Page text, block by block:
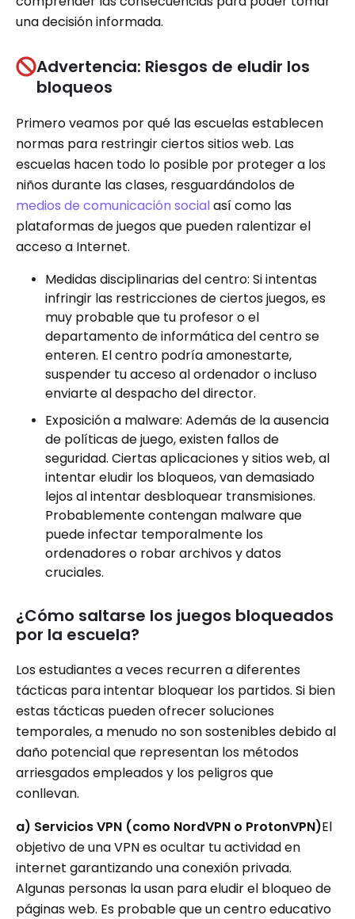
una decisión informada.
Advertencia: Riesgos de eludir los
bloqueos
Primero veamos por qué las escuelas establecen
normas para restringir ciertos sitios web. Las
escuelas hacen todo lo posible por proteger a los
niños durante las clases, resguardándolos de
medios de comunicación socialasí como las
plataformas de juegos que pueden ralentizar el
acceso a Internet.
Medidas disciplinarias del centro: Si intentas
infringir las restricciones de ciertos juegos, es
muy probable que tu profesor o el
departamento de informática del centro se
enteren. El centro podría amonestarte,
suspender tu acceso al ordenador o incluso
enviarte al despacho del director.
Exposición a malware: Además de la ausencia
de políticas de juego, existen fallos de
seguridad. Ciertas aplicaciones y sitios web, al
intentar eludir los bloqueos, van demasiado
lejos al intentar desbloquear transmisiones.
Probablemente contengan malware que
puede infectar temporalmente los
ordenadores o robar archivos y datos
cruciales.
¿Cómo saltarse los juegos bloqueados
por la escuela?
Los estudiantes a veces recurren a diferentes
tácticas para intentar bloquear los partidos. Si bien
estas tácticas pueden ofrecer soluciones
temporales, a menudo no son sostenibles debido al
daño potencial que representan los métodos
arriesgados empleados y los peligros que
conllevan.
a) Servicios VPN (como NordVPN o ProtonVPN)El
objetivo de una VPN es ocultar tu actividad en
internet garantizando una conexión privada.
Algunas personas la usan para eludir el bloqueo de
páginas web. Es probable que un centro educativo